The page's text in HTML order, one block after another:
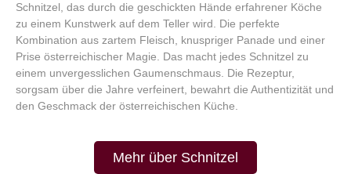
Schnitzel, das durch die geschickten Hände erfahrener Köche
zu einem Kunstwerk auf dem Teller wird. Die perfekte
Kombination aus zartem Fleisch, knuspriger Panade und einer
Prise österreichischer Magie. Das macht jedes Schnitzel zu
einem unvergesslichen Gaumenschmaus. Die Rezeptur,
sorgsam über die Jahre verfeinert, bewahrt die Authentizität und
den Geschmack der österreichischen Küche.
Mehr über Schnitzel